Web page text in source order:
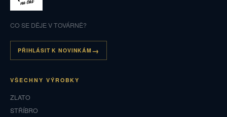
CO SE DĚJE V TOVÁRNĚ?
PŘIHLÁSIT K NOVINKÁM
VŠECHNY VÝROBKY
ZLATO
STŘÍBRO